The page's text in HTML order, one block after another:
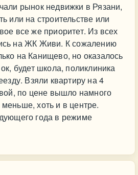
рынок недвижки в Рязани,
или на строительстве или
все же приоритет. Из всех
на ЖК Живи. К сожалению
на Канищево, но оказалось
будет школа, поликлиника
Взяли квартиру на 4
по цене вышло намного
хоть и в центре.
года в режиме